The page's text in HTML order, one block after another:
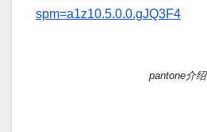
spm=a1z10.5.0.0.gJQ3F4
pantone介绍